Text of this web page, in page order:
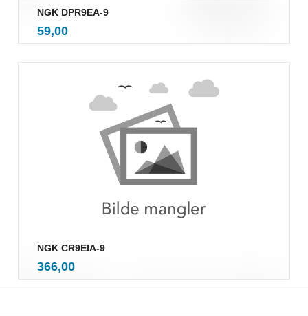
NGK DPR9EA-9
Pris
59,00mva.
NGK CR9EIA-9
Pris
366,00mva.